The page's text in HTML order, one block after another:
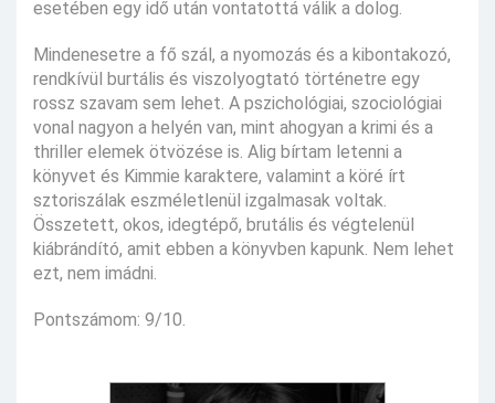
esetében egy idő után vontatottá válik a dolog.
Mindenesetre a fő szál, a nyomozás és a kibontakozó,
rendkívül burtális és viszolyogtató történetre egy
rossz szavam sem lehet. A pszichológiai, szociológiai
vonal nagyon a helyén van, mint ahogyan a krimi és a
thriller elemek ötvözése is. Alig bírtam letenni a
könyvet és Kimmie karaktere, valamint a köré írt
sztoriszálak eszméletlenül izgalmasak voltak.
Összetett, okos, idegtépő, brutális és végtelenül
kiábrándító, amit ebben a könyvben kapunk. Nem lehet
ezt, nem imádni.
Pontszámom: 9/10.